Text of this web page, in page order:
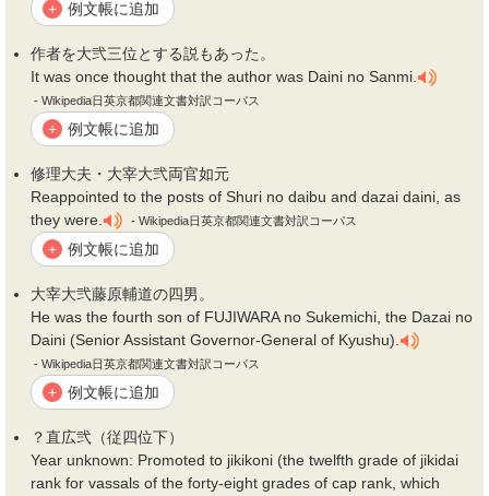
+ 例文帳に追加
作者を大弐三位とする説もあった。
It was once thought that the author was Daini no Sanmi.
- Wikipedia日英京都関連文書対訳コーパス
+ 例文帳に追加
修理大夫・大宰大弐両官如元
Reappointed to the posts of Shuri no daibu and dazai daini, as
they were.
- Wikipedia日英京都関連文書対訳コーパス
+ 例文帳に追加
大宰大弐藤原輔道の四男。
He was the fourth son of FUJIWARA no Sukemichi, the Dazai no
Daini (Senior Assistant Governor-General of Kyushu).
- Wikipedia日英京都関連文書対訳コーパス
+ 例文帳に追加
？直広弐 （従四位下）
Year unknown: Promoted to jikikoni (the twelfth grade of jikidai
rank for vassals of the forty-eight grades of cap rank, which